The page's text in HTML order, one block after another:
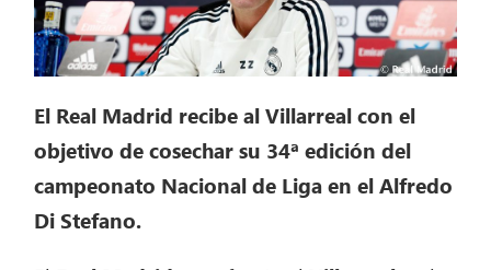
El Real Madrid recibe al Villarreal con el
objetivo de cosechar su 34ª edición del
campeonato Nacional de Liga en el Alfredo
Di Stefano.